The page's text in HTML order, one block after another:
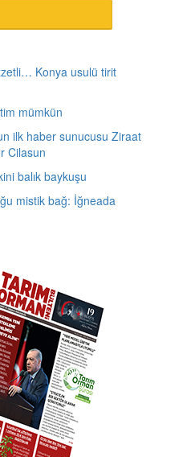
Konya usulü tirit
mümkün
ilk haber sunucusu Ziraat
Cilasun
balık baykuşu
mistik bağ: İğneada